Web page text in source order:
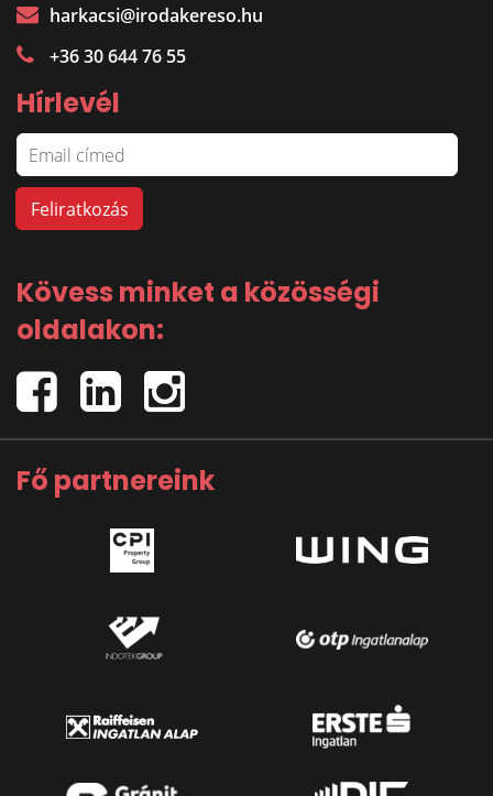
harkacsi@irodakereso.hu
+36 30 644 76 55
Hírlevél
Kövess minket a közösségi
oldalakon:
Fő partnereink